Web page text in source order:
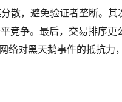
散，避免验证者垄断。
竞争。最后，交易排序
络对黑天鹅事件的抵抗力